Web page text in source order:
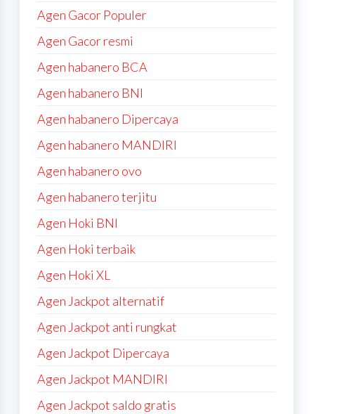
Agen Gacor Populer
Agen Gacor resmi
Agen habanero BCA
Agen habanero BNI
Agen habanero Dipercaya
Agen habanero MANDIRI
Agen habanero ovo
Agen habanero terjitu
Agen Hoki BNI
Agen Hoki terbaik
Agen Hoki XL
Agen Jackpot alternatif
Agen Jackpot anti rungkat
Agen Jackpot Dipercaya
Agen Jackpot MANDIRI
Agen Jackpot saldo gratis